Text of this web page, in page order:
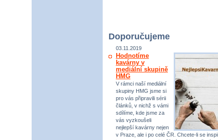
Doporučujeme
03.11.2019
Hodnotíme
kavárny v
mediální skupině
HMG
V rámci naší mediální
skupiny HMG jsme si
pro vás připravili sérii
článků, v nichž s vámi
sdílíme, kde jsme za
vás vyzkoušeli
nejlepší kavárny nejen
v Praze, ale i po celé ČR. Chcete-li se